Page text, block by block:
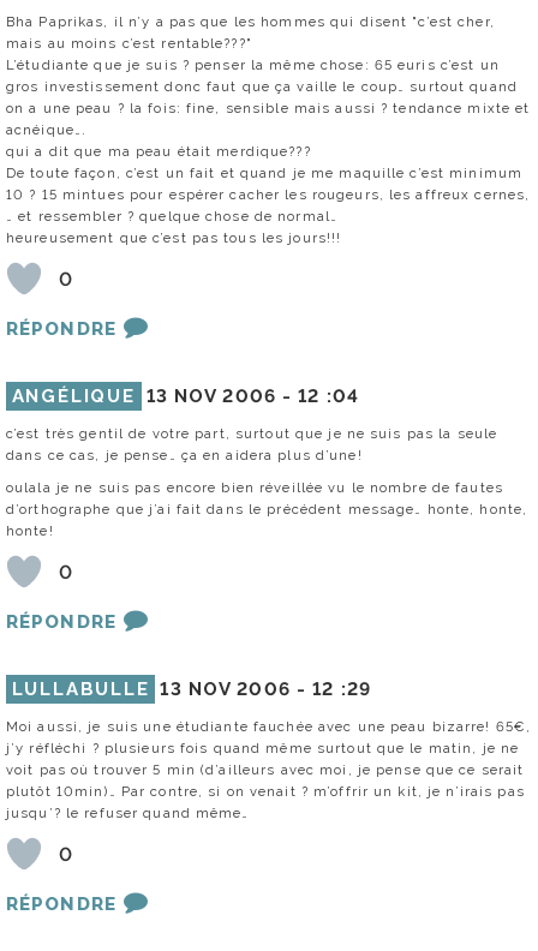
Bha Paprikas, il n’y a pas que les hommes qui disent "c’est cher,
mais au moins c’est rentable???"
L’étudiante que je suis ? penser la même chose: 65 euris c’est un
gros investissement donc faut que ça vaille le coup… surtout quand
on a une peau ? la fois: fine, sensible mais aussi ? tendance mixte et
acnéique….
qui a dit que ma peau était merdique???
De toute façon, c’est un fait et quand je me maquille c’est minimum
10 ? 15 mintues pour espérer cacher les rougeurs, les affreux cernes,
… et ressembler ? quelque chose de normal…
heureusement que c’est pas tous les jours!!!
0
RÉPONDRE
ANGÉLIQUE 13 NOV 2006 -12 :04
c’est très gentil de votre part, surtout que je ne suis pas la seule
dans ce cas, je pense… ça en aidera plus d’une!
oulala je ne suis pas encore bien réveillée vu le nombre de fautes
d’orthographe que j’ai fait dans le précédent message… honte, honte,
honte!
0
RÉPONDRE
LULLABULLE 13 NOV 2006 -12 :29
Moi aussi, je suis une étudiante fauchée avec une peau bizarre! 65€,
j’y réfléchi ? plusieurs fois quand même surtout que le matin, je ne
voit pas où trouver 5 min (d’ailleurs avec moi, je pense que ce serait
plutôt 10min)… Par contre, si on venait ? m’offrir un kit, je n’irais pas
jusqu’? le refuser quand même…
0
RÉPONDRE